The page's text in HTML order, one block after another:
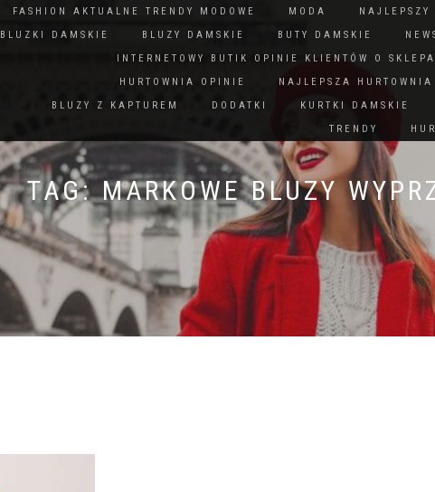
FASHION AKTUALNE TRENDY MODOWE MODA
BLUZKI DAMSKIE
BLUZY DAMSKIE BUTY DAMSKIE
INTERNETOWY BUTIK OPINIE KLIENTÓW O
HURTOWNIA OPINIE
NAJLEPSZA
BLUZY Z KAPTUREM
DODATKI KURTKI DAMSKIE
TRENDY
TAG:MARKOWE BLUZY